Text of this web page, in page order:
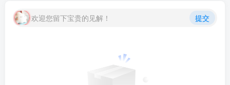
class="lazyload
fit-cover
欢迎您留下宝贵的见解！ 提交